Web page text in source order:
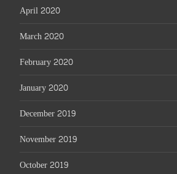
April 2020
March 2020
February 2020
January 2020
December 2019
November 2019
October 2019